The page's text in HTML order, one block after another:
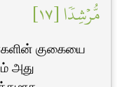
مُّرۡشِدٗا [١٧]
குகையை
அது